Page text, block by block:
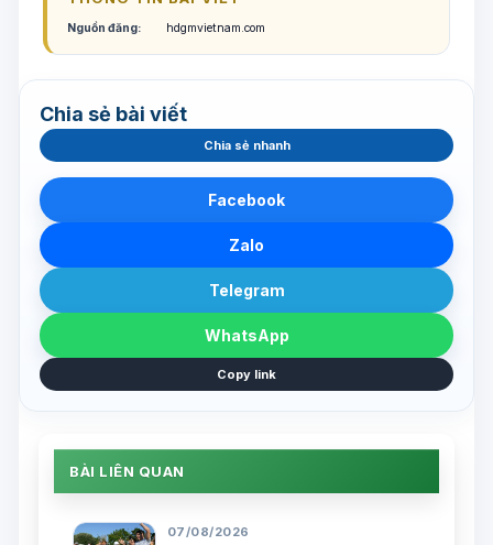
Nguồn đăng: hdgmvietnam.com
Chia sẻ bài viết
Chia sẻ nhanh
Facebook
Zalo
Telegram
WhatsApp
Copy link
BÀI LIÊN QUAN
07/08/2026